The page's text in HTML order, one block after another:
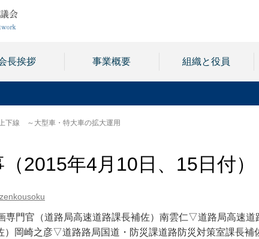
長挨拶 事業概要 組織と役員
下線 ～大型車・特大車の拡大運用
2015年4月10日、15日付）
専門官（道路局高速道路課長補佐）南雲仁▽道路局高速道
）岡崎之彦▽道路路局国道・防災課道路防災対策室課長補